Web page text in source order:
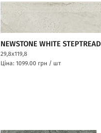
NEWSTONE WHITE STEPTREAD
29,8x119,8
Ціна: 1099.00 грн / шт